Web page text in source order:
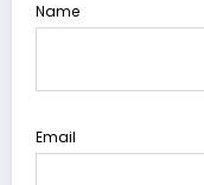
Name
Email